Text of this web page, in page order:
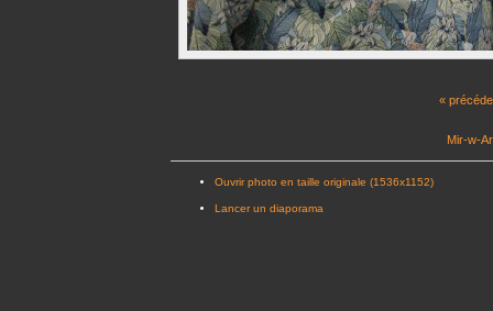
«
Mir-w-
Ouvrir photo en taille originale (1536x1152)
Lancer un diaporama